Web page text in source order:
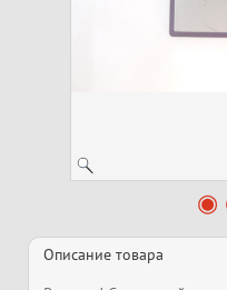
Описание товара